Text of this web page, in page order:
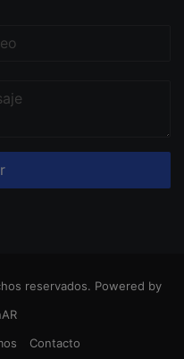
reservados. Powered by
Contacto